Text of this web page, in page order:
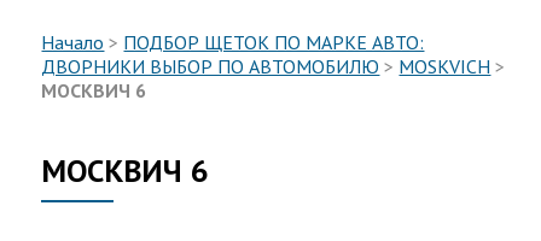
Начало > ПОДБОР ЩЕТОК ПО МАРКЕ АВТО:
ДВОРНИКИ ВЫБОР ПО АВТОМОБИЛЮ > MOSKVICH >
МОСКВИЧ 6
МОСКВИЧ 6